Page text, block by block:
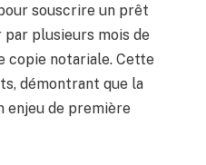
souscrire un prêt
par plusieurs mois de
copie notariale. Cette
démontrant que la
enjeu de première